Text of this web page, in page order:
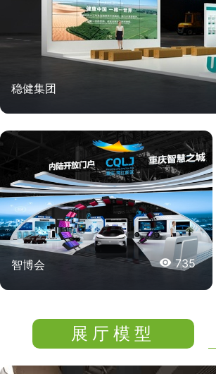
稳健集团
智博会 735
展厅模型